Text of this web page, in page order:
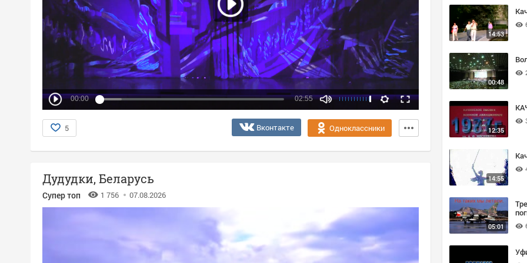
00:00
Качество:
360p
720p
02:55
5 Вконтакте Одноклассники
Дудудки, Беларусь
Супер топ 1 756 07.08.2026
14:53
00:48
12:35
14:55
05:01